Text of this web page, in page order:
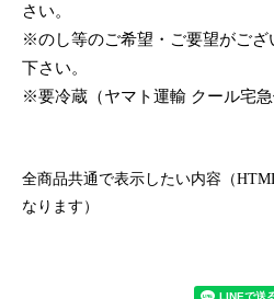
さい。
※のし等のご希望・ご要望がござ
下さい。
※要冷蔵（ヤマト運輸 クール宅急
全商品共通で表示したい内容（
なります）